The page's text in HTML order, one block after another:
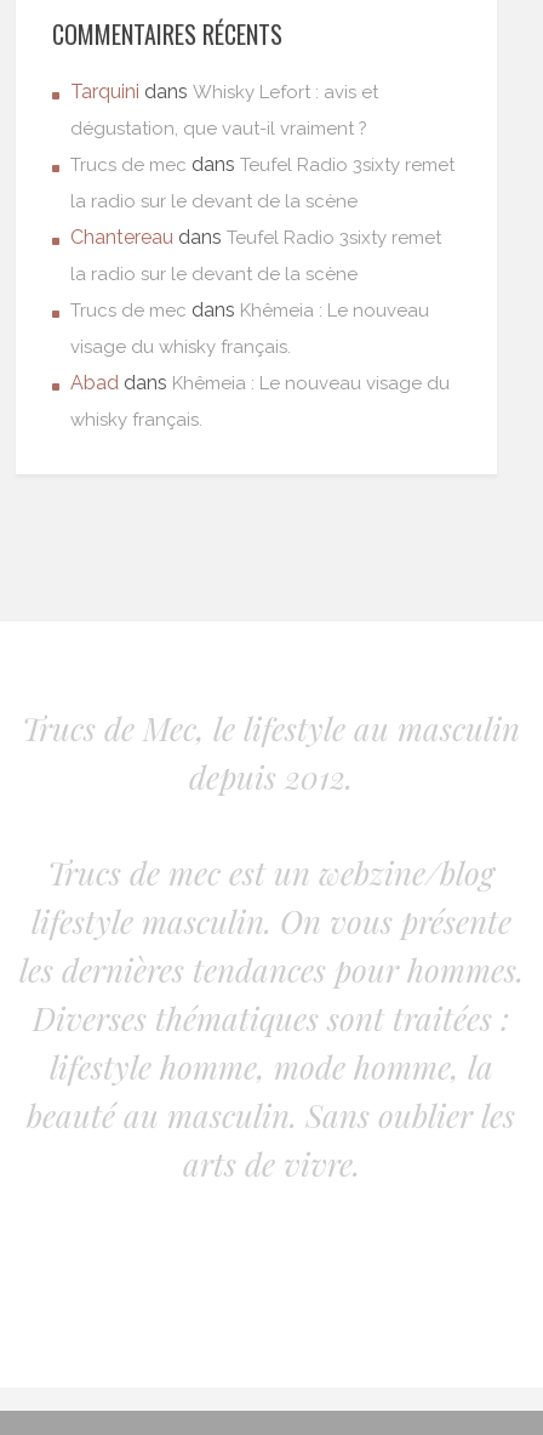
COMMENTAIRES RÉCENTS
Tarquini dansWhisky Lefort : avis et
dégustation, que vaut-il vraiment ?
Trucs de mec dansTeufel Radio 3sixty remet
la radio sur le devant de la scène
Chantereau dansTeufel Radio 3sixty remet
la radio sur le devant de la scène
Trucs de mec dans Khêmeia : Le nouveau
visage du whisky français.
Abad dans Khêmeia : Le nouveau visage du
whisky français.
Trucs de Mec, le lifestyle au masculin
depuis 2012.
Trucs de mec est un webzine/blog
lifestyle masculin. On vous présente
les dernières tendances pour hommes.
Diverses thématiques sont traitées :
lifestyle homme, mode homme, la
beauté au masculin. Sans oublier les
arts de vivre.